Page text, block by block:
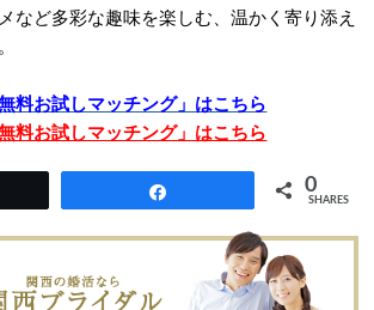
など多彩な趣味を楽しむ、温かく寄り添え
料お試しマッチング」はこちら
料お試しマッチング」はこちら
0
SHARES